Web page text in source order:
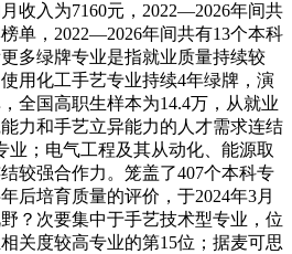
收入为7160元，2022—2026年间共
单，2022—2026年间共有13个本科
多绿牌专业是指就业质量持续较
用化工手艺专业持续4年绿牌，演
全国高职生样本为14.4万，从就业
力和手艺立异能力的人才需求连结
业；电气工程及其从动化、能源取
较强合作力。笼盖了407个本科专
后培育质量的评价，于2024年3月
？次要集中于手艺技术型专业，位
关度较高专业的第15位；据麦可思